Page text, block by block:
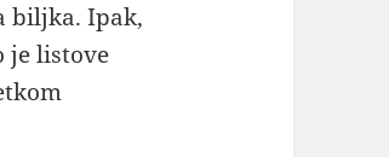
biljka. Ipak,
je listove